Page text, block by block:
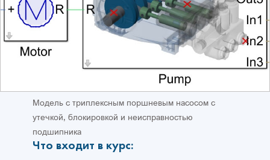
Модель с триплексным поршневым насосом с
утечкой, блокировкой и неисправностью
подшипника
Что входит в курс: